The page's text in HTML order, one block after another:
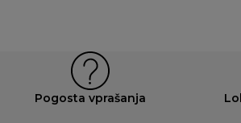
Pogosta vprašanja